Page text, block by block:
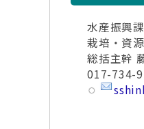
水産振興課
栽培・資
総括主幹
017-734-